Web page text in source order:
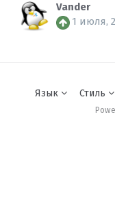
Vander
1 июля,
Язык Стиль